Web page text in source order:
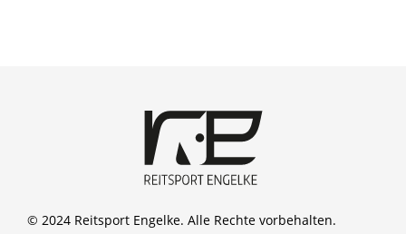
© 2024 Reitsport Engelke. Alle Rechte vorbehalten.